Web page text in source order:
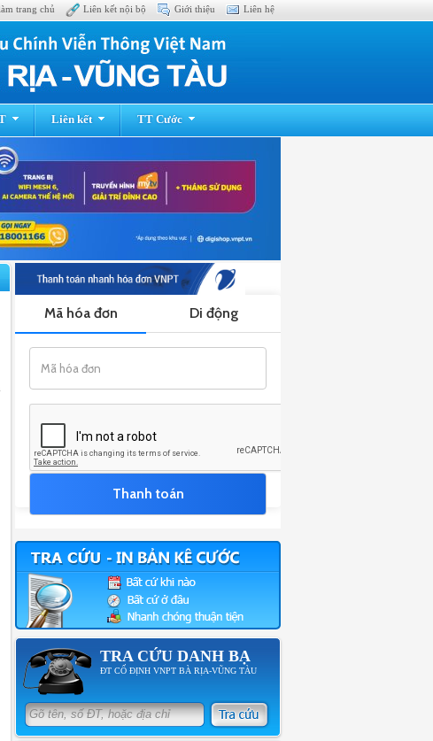
Liên hệ
Giới thiệu
Liên kết nội bộ
trang chủ
Liên kết TT Cước
TRA CỨU DANH BẠ
ĐT CỐ ĐỊNH VNPT BÀ RỊA-VŨNG TÀU